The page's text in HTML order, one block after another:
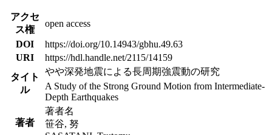
アクセ
ス権
open access
DOI
https://doi.org/10.14943/gbhu.49.63
URI
https://hdl.handle.net/2115/14159
タイト
ル
やや深発地震による長周期強震動の研究
A Study of the Strong Ground Motion from Intermediate-
Depth Earthquakes
著者
著者名
笹谷, 努